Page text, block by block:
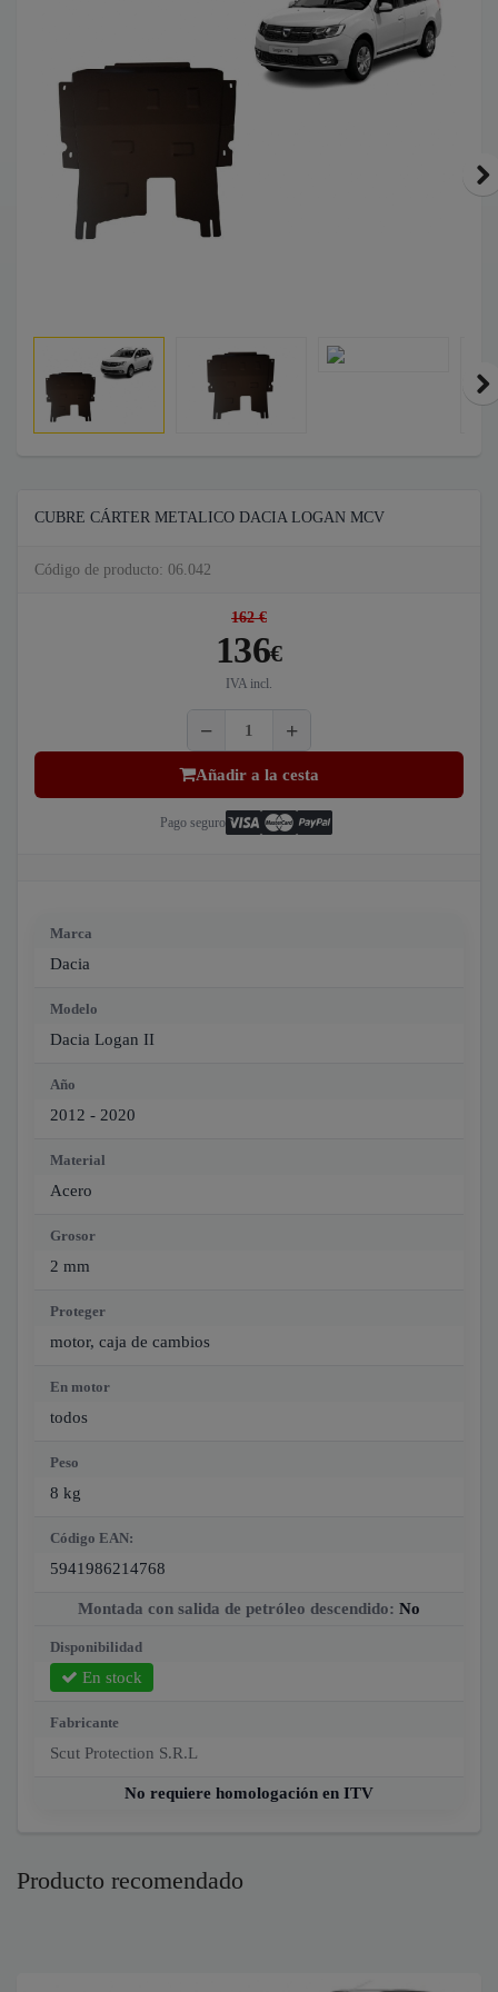
CUBRE CÁRTER METALICO DACIA LOGAN MCV
Código de producto: 06.042
162 €
136€
IVA incl.
Añadir a la cesta
Pago seguro
Marca
Dacia
Modelo
Dacia Logan II
Año
2012 - 2020
Material
Acero
Grosor
2 mm
Proteger
motor, caja de cambios
En motor
todos
Peso
8 kg
Código EAN:
5941986214768
Montada con salida de petróleo descendido: No
Disponibilidad
En stock
Fabricante
Scut Protection S.R.L
No requiere homologación en ITV
Producto recomendado